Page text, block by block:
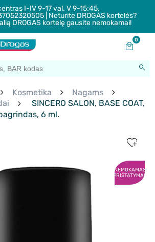
I-IV 9-17 val. V 9-15:45,
| Neturite DROGAS kortelės?
DROGAS kortelę gausite nemokamai!
0
Kosmetika
Nagams
SINCERO SALON, BASE COAT,
6 ml.
NEMOKAMAS
PRISTATYMAS